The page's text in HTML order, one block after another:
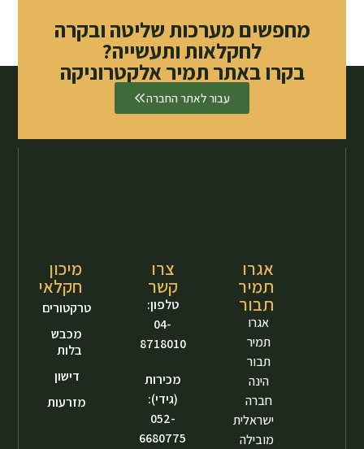
מחפשים מערכות שליטה ובקרה
לחקלאות ותעשייה?
בקרו באתר תמיר אלקטרוניקה
עבור לאתר החברה
אגרו
תמיר
תבור
אגרו
תמיר
תבור
הינה
חברה
ישראלית
מובילה
צרו
קשר
טלפון:
04-
8718010
מכירות
(גידי):
052-
6680775
מיכון
חקלאי
טרקטורים
מכבש
בלות
דישון
מזרעות